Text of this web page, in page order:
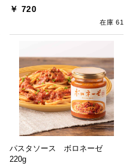
￥ 720
在庫 61
パスタソース ボロネーゼ
220g